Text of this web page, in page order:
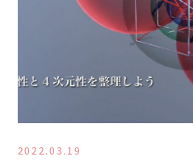
2022.03.19